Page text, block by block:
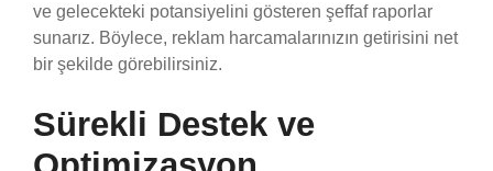
ve gelecekteki potansiyelini gösteren şeffaf raporlar
sunarız. Böylece, reklam harcamalarınızın getirisini net
bir şekilde görebilirsiniz.
Sürekli Destek ve